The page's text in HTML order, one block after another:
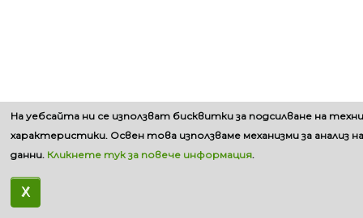
На уебсайта ни се използват бисквитки за подсилване на
характеристики. Освен това използваме механизми за анализ
данни. Кликнете тук за повече информация.
X